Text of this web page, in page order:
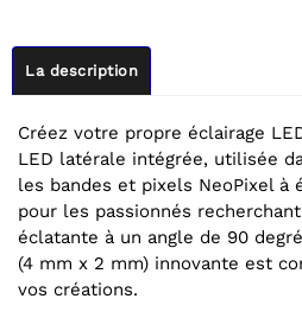
La description
Créez votre propre éclairage
LED latérale intégrée, utilisée
les bandes et pixels NeoPixel à
pour les passionnés
éclatante à un angle de 90
(4 mm x 2 mm) innovante est
vos créations.